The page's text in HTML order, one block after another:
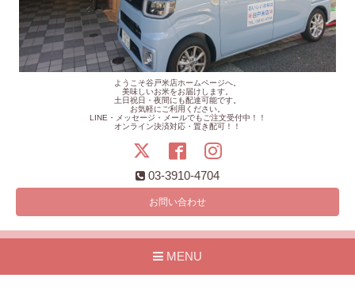
ようこそ谷戸米店ホームページへ。
美味しいお米をお届けします。
土日祝日・夜間にも配達可能です。
お気軽にご利用ください。
LINE・メッセージ・メールでもご注文受付中！！
オンライン決済対応・置き配可！！
03-3910-4704
お問い合わせ
MENU